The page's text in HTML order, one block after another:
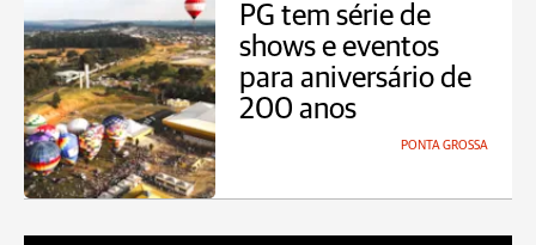
PG tem série de
shows e eventos
para aniversário de
200 anos
PONTA GROSSA